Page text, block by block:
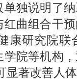
独说明了纳
曲组合干
康研究院联
院等机构
显著改善人